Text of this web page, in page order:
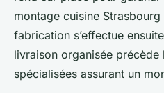
montage cuisine Strasbourg
fabrication s’effectue
livraison organisée précède
spécialisées assurant un